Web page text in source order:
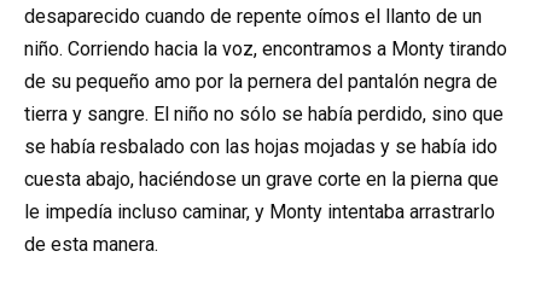
desaparecido cuando de repente oímos el llanto de un
niño. Corriendo hacia la voz, encontramos a Monty tirando
de su pequeño amo por la pernera del pantalón negra de
tierra y sangre. El niño no sólo se había perdido, sino que
se había resbalado con las hojas mojadas y se había ido
cuesta abajo, haciéndose un grave corte en la pierna que
le impedía incluso caminar, y Monty intentaba arrastrarlo
de esta manera.